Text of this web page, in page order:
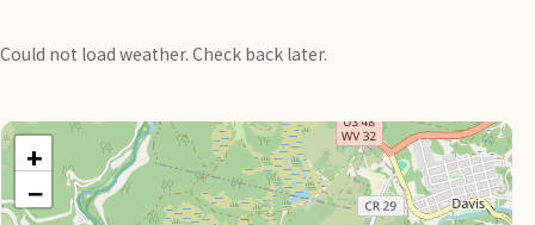
Could not load weather. Check back later.
+
−